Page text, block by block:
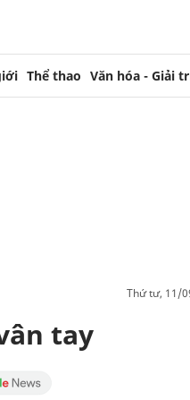
Thể thao Văn hóa - Giải
thứ tư, 11/
tay